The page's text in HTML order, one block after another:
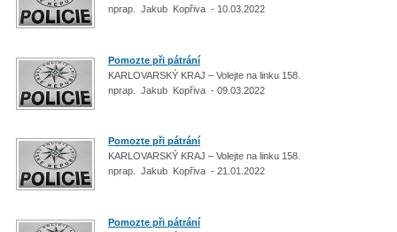
nprap. Jakub Kopřiva - 10.03.2022
Pomozte při pátrání
KARLOVARSKÝ KRAJ – Volejte na linku 158.
nprap. Jakub Kopřiva - 09.03.2022
Pomozte při pátrání
KARLOVARSKÝ KRAJ – Volejte na linku 158.
nprap. Jakub Kopřiva - 21.01.2022
Pomozte při pátrání